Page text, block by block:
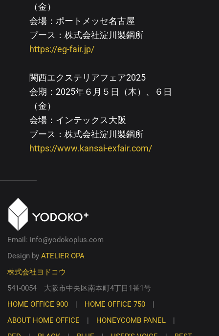
（金）
会場：ポートメッセ名古屋
ブース：株式会社淀川製鋼所
https://eg-fair.jp/
関西エクステリアフェア2025
会期：2025年６月５日（木）、６日
（金）
会場：インテックス大阪
ブース：株式会社淀川製鋼所
https://www.kansai-exfair.com/
Email: info@yodokoplus.com
Design by ATELIER OPA
株式会社ヨドコウ
541-0054 大阪市中央区南本町4丁目1番1号
HOME OFFICE 900 | HOME OFFICE 750 |
ABOUT HOME OFFICE | HONEYCOMB PANEL |